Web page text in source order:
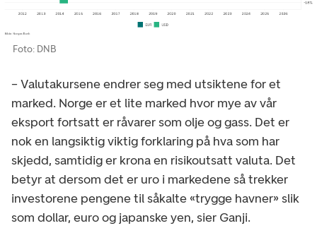
Foto: DNB
– Valutakursene endrer seg med utsiktene for et
marked. Norge er et lite marked hvor mye av vår
eksport fortsatt er råvarer som olje og gass. Det er
nok en langsiktig viktig forklaring på hva som har
skjedd, samtidig er krona en risikoutsatt valuta. Det
betyr at dersom det er uro i markedene så trekker
investorene pengene til såkalte «trygge havner» slik
som dollar, euro og japanske yen, sier Ganji.